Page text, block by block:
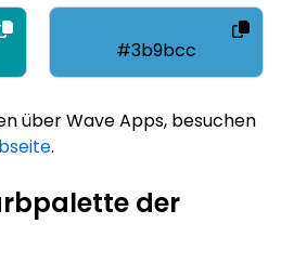
#3b9bcc
über Wave Apps, besuchen
.
der